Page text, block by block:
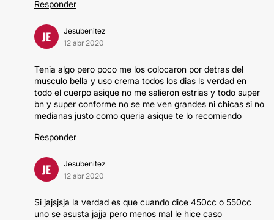
Responder
JE
Jesubenitez
12 abr 2020
Tenia algo pero poco me los colocaron por detras del
musculo bella y uso crema todos los dias ls verdad en
todo el cuerpo asique no me salieron estrias y todo super
bn y super conforme no se me ven grandes ni chicas si no
medianas justo como queria asique te lo recomiendo
Responder
JE
Jesubenitez
12 abr 2020
Si jajsjsja la verdad es que cuando dice 450cc o 550cc
uno se asusta jajja pero menos mal le hice caso